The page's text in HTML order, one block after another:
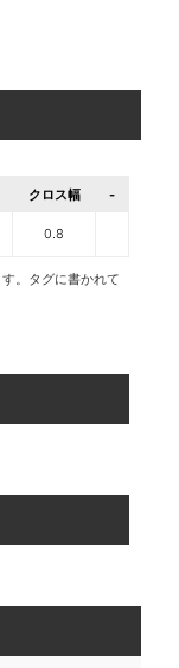
クロス幅 -
0.8
。タグに書かれて